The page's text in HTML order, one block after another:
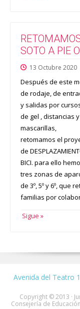
SOTO A PIE
13 Octubre 2020
Después de este
de rodaje, de
y salidas por
de gel , distancias y
mascarillas,
retomamos el
de
BICI. para ello
tres zonas de
de 3º, 5º y 6º, que
familias por
Sigue »
Avenida del Teatro
Copyright © 2013 ·
Consejería de